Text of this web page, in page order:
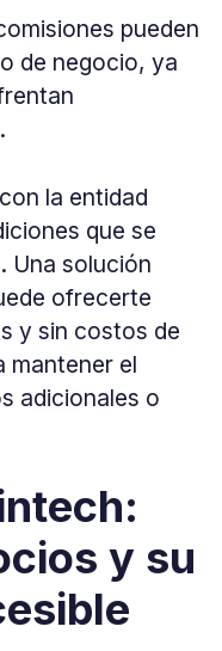
pueden
de negocio, ya
la entidad
que se
Una solución
ofrecerte
y sin costos de
mantener el
adicionales o
y su